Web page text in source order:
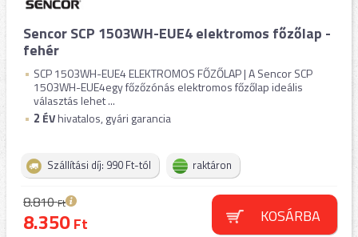
Sencor SCP 1503WH-EUE4 elektromos főzőlap -
fehér
SCP 1503WH-EUE4 ELEKTROMOS FŐZŐLAP | A Sencor SCP
1503WH-EUE4egy főzőzónás elektromos főzőlap ideális
választás lehet ...
2 ÉVhivatalos, gyári garancia
Szállítási díj: 990 Ft-tól raktáron
8.810Ft
8.350Ft KOSÁRBA